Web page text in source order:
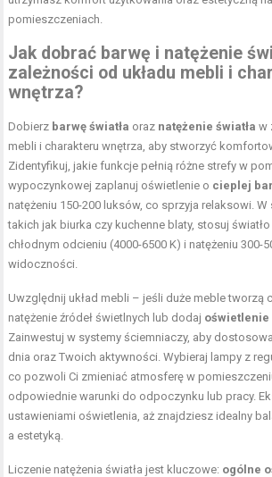
pomieszczeniach.
Jak dobrać barwę i natężenie
zależności od układu mebli i
wnętrza?
Dobierz barwę światła oraz natężenie światła w
mebli i charakteru wnętrza, aby stworzyć
Zidentyfikuj, jakie funkcje pełnią różne strefy w
wypoczynkowej zaplanuj oświetlenie o cieplej
natężeniu 150-200 luksów, co sprzyja relaksowi. W
takich jak biurka czy kuchenne blaty, stosuj
chłodnym odcieniu (4000-6500 K) i natężeniu 300-
widoczności.
Uwzględnij układ mebli – jeśli duże meble tworzą
natężenie źródeł świetlnych lub dodaj oświetlenie
Zainwestuj w systemy ściemniaczy, aby
dnia oraz Twoich aktywności. Wybieraj lampy z
co pozwoli Ci zmieniać atmosferę w
odpowiednie warunki do odpoczynku lub pracy.
ustawieniami oświetlenia, aż znajdziesz idealny
a estetyką.
Liczenie natężenia światła jest kluczowe: ogólne